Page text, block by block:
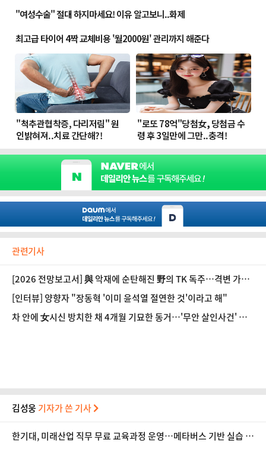
관련기사
[2026 전망보고서] 與 악재에 순탄해진 野의 TK 독주…격변 가능
성은
[인터뷰] 양향자 "장동혁 '이미 윤석열 절연한 것'이라고 해"
차 안에 女시신 방치한 채 4개월 기묘한 동거…'무안 살인사건' 공
김성웅 기자가 쓴 기사
한기대, 미래산업 직무 무료 교육과정 운영…메타버스 기반 실습 도